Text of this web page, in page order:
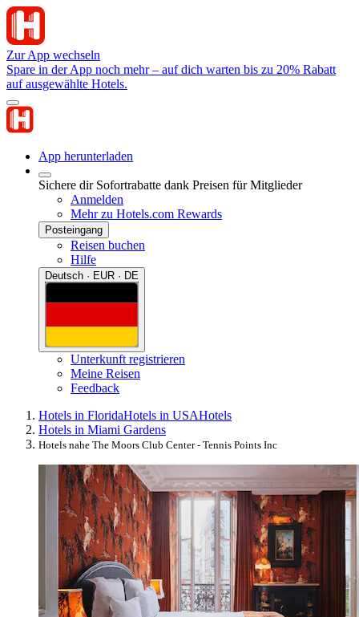
Zur App wechseln
Spare in der App noch mehr – auf dich warten bis zu 20% Rabatt
auf ausgewählte Hotels.
App herunterladen
Sichere dir Sofortrabatte dank Preisen für Mitglieder
Anmelden
Mehr zu Hotels.com Rewards
Posteingang
Reisen buchen
Hilfe
Deutsch · EUR · DE
Unterkunft registrieren
Meine Reisen
Feedback
Hotels in FloridaHotels in USAHotels
Hotels in Miami Gardens
Hotels nahe The Moors Club Center - Tennis Points Inc